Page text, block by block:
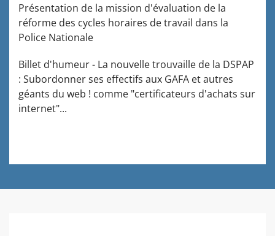
Présentation de la mission d'évaluation de la
réforme des cycles horaires de travail dans la
Police Nationale
Billet d'humeur - La nouvelle trouvaille de la DSPAP
: Subordonner ses effectifs aux GAFA et autres
géants du web ! comme "certificateurs d'achats sur
internet"...